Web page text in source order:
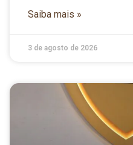
Saiba mais »
3 de agosto de 2026